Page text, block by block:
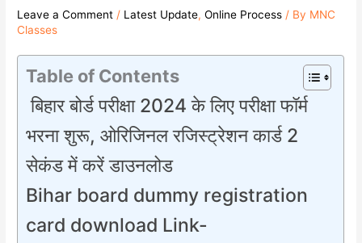
Leave a Comment / Latest Update,Online Process / By MNC
Classes
Table of Contents
बिहार बोर्ड परीक्षा 2024 के लिए परीक्षा फॉर्म
भरना शुरू, ओरिजिनल रजिस्ट्रेशन कार्ड 2
सेकंड में करें डाउनलोड
Bihar board dummy registration
card download Link-